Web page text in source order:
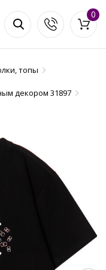
0
топы
декором 31897